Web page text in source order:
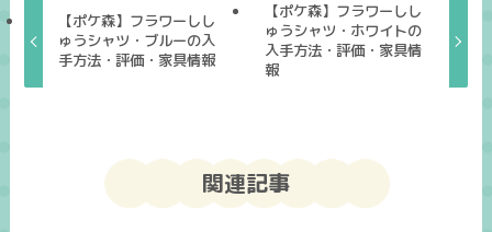
【ポケ森】フラワーしし
ゅうシャツ・ブルーの入
手方法・評価・家具情報
【ポケ森】フラワーしし
ゅうシャツ・ホワイトの
入手方法・評価・家具情
報
関連記事